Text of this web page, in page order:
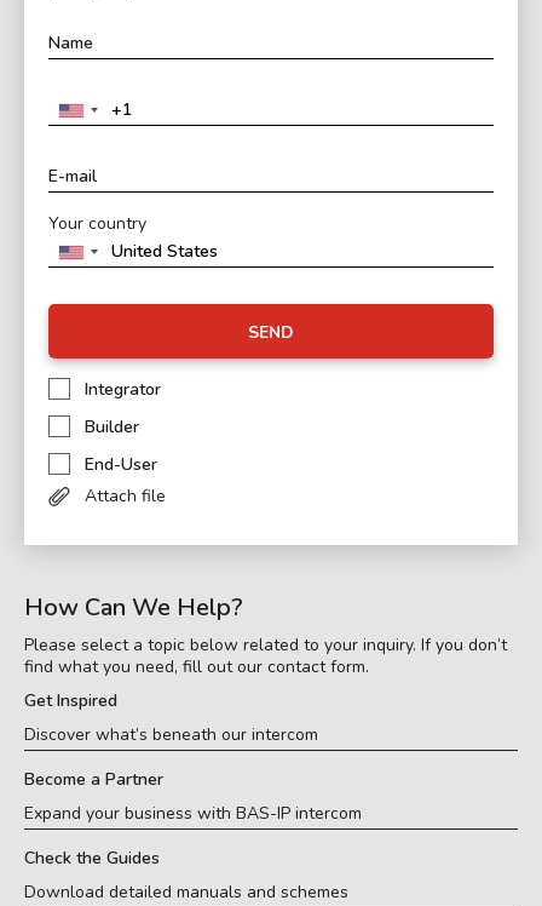
Your country
SEND
Integrator
Builder
End-User
Attach file
How Can We Help?
Please select a topic below related to your inquiry. If you don’t
find what you need, fill out our contact form.
Get Inspired
Discover what’s beneath our intercom
Become a Partner
Expand your business with BAS-IP intercom
Check the Guides
Download detailed manuals and schemes